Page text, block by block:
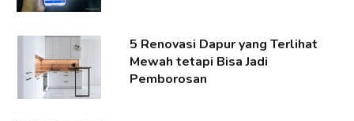
5 Renovasi Dapur yang Terlihat
Mewah tetapi Bisa Jadi
Pemborosan